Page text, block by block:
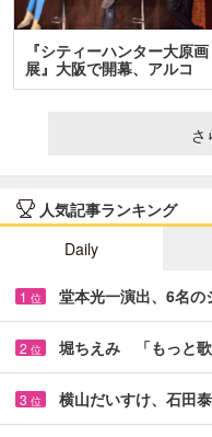
『シティーハンター大原画
展』大阪で開幕、アルコ
＆…
さ
人気記事ランキング
Daily
1 位 堂本光一演出、6名
2 位 堀ちえみ 「もっと
3 位 横山だいすけ、石田